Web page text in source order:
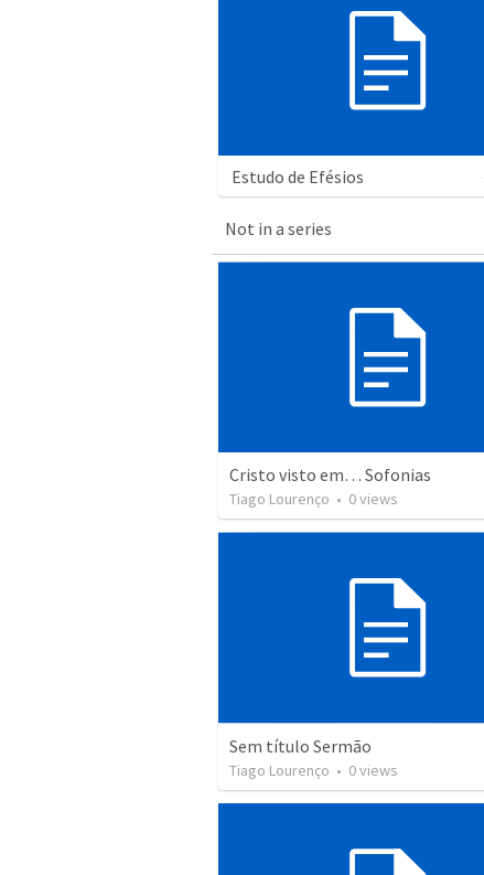
Estudo de Efésios
Not in a series
Cristo visto em… Sofonias
Tiago Lourenço • 0views
Sem título Sermão
Tiago Lourenço • 0views